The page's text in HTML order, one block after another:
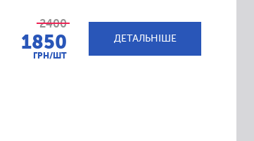
2400
1850
ГРН/ШТ
ДЕТАЛЬНІШЕ